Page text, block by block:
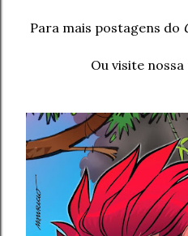
Para mais postagens do
Ou visite nossa